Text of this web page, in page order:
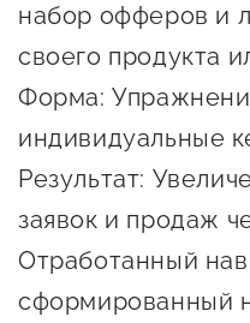
Социальные сети
Бизнес Югра"
Меры
Навигатор по
поддержки
Имущественная
набор офферов и
своего продукта
Форма:
индивидуальные
Результат:
заявок и продаж
Отработанный
сформированный